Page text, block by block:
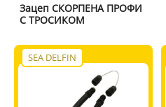
Зацеп СКОРПЕНА ПРОФИ
С ТРОСИКОМ
SEA DELFIN